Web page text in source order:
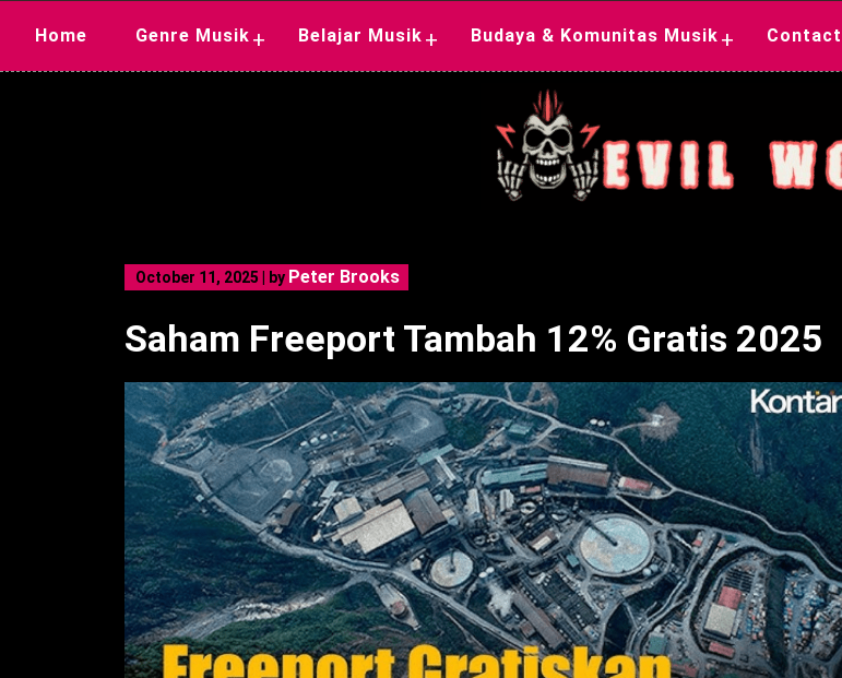
Home Genre Musik + Belajar Musik + Budaya & Komunitas Musik + Contact
October 11, 2025 by Peter Brooks
Saham Freeport Tambah 12% Gratis 2025